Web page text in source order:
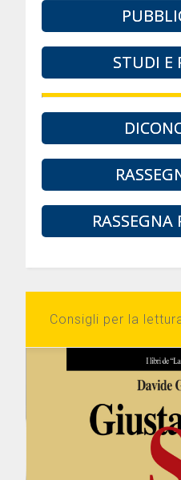
STUDI E
RASSEGNA
Consigli per la